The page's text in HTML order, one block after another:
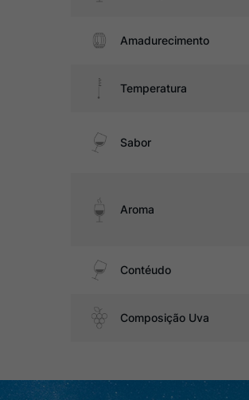
Amadurecimento
Temperatura
Sabor
Aroma
Contéudo
Composição Uva